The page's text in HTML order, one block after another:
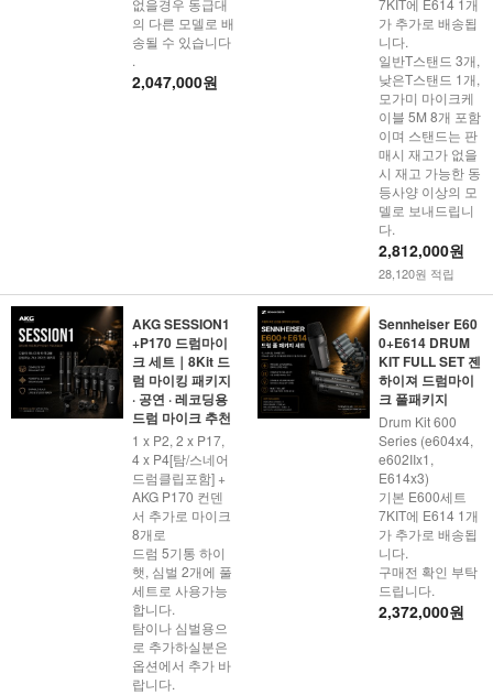
없을경우 동급대
의 다른 모델로 배
송될 수 있습니다
.
2,047,000원
7KIT에 E614 1개
가 추가로 배송됩
니다.
일반T스탠드 3개,
낮은T스탠드 1개,
모가미 마이크케
이블 5M 8개 포함
이며 스탠드는 판
매시 재고가 없을
시 재고 가능한 동
등사양 이상의 모
델로 보내드립니
다.
2,812,000원
28,120원 적립
AKG SESSION1
+P170 드럼마이
크 세트｜8Kit 드
럼 마이킹 패키지
· 공연 · 레코딩용
드럼 마이크 추천
1 x P2, 2 x P17,
4 x P4[탐/스네어
드럼클립포함] +
AKG P170 컨덴
서 추가로 마이크
8개로
드럼 5기통 하이
햇, 심벌 2개에 풀
세트로 사용가능
합니다.
탐이나 심벌용으
로 추가하실분은
옵션에서 추가 바
랍니다.
Sennheiser E60
0+E614 DRUM
KIT FULL SET 젠
하이져 드럼마이
크 풀패키지
Drum Kit 600
Series (e604x4,
e602IIx1,
E614x3)
기본 E600세트
7KIT에 E614 1개
가 추가로 배송됩
니다.
구매전 확인 부탁
드립니다.
2,372,000원